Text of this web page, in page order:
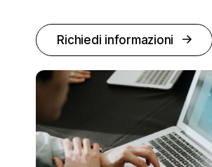
Richiedi informazioni